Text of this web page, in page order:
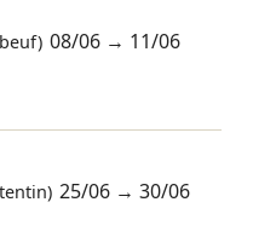
08/06 → 11/06
25/06 →30/06